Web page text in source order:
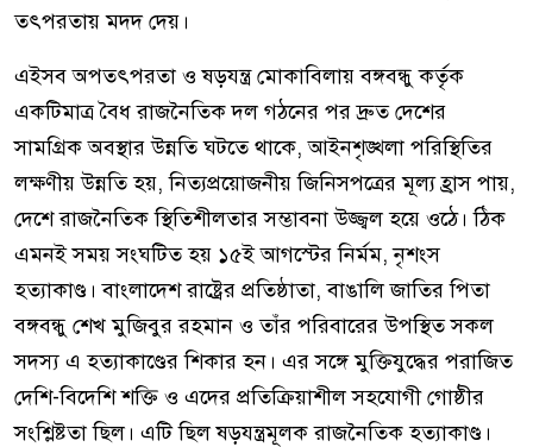
তৎপরতায় মদদ দেয়।
এইসব অপতৎপরতা ও ষড়যন্ত্র মোকাবিলায় বঙ্গবন্ধু কর্তৃক
একটিমাত্র বৈধ রাজনৈতিক দল গঠনের পর দ্রুত দেশের
সামগ্রিক অবস্থার উন্নতি ঘটতে থাকে, আইনশৃঙ্খলা পরিস্থিতির
লক্ষণীয় উন্নতি হয়, নিত্যপ্রয়োজনীয় জিনিসপত্রের মূল্য হ্রাস পায়,
দেশে রাজনৈতিক স্থিতিশীলতার সম্ভাবনা উজ্জ্বল হয়ে ওঠে। ঠিক
এমনই সময় সংঘটিত হয় ১৫ই আগস্টের নির্মম, নৃশংস
হত্যাকাণ্ড। বাংলাদেশ রাষ্ট্রের প্রতিষ্ঠাতা, বাঙালি জাতির পিতা
বঙ্গবন্ধু শেখ মুজিবুর রহমান ও তাঁর পরিবারের উপস্থিত সকল
সদস্য এ হত্যাকাণ্ডের শিকার হন। এর সঙ্গে মুক্তিযুদ্ধের পরাজিত
দেশি-বিদেশি শক্তি ও এদের প্রতিক্রিয়াশীল সহযোগী গোষ্ঠীর
সংশ্লিষ্টতা ছিল। এটি ছিল ষড়যন্ত্রমূলক রাজনৈতিক হত্যাকাণ্ড।